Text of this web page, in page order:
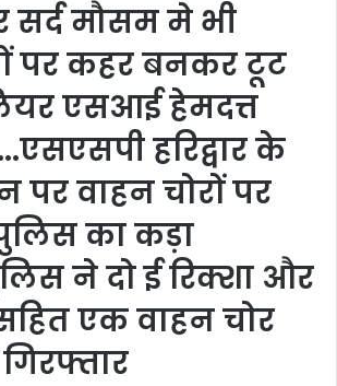
मौसम मे भी
पर कहर बनकर टूट
एसआई हेमदत्त
हरिद्वार के
पर वाहन चोरों पर
का कड़ा
ने दो ई रिक्शा और
एक वाहन चोर